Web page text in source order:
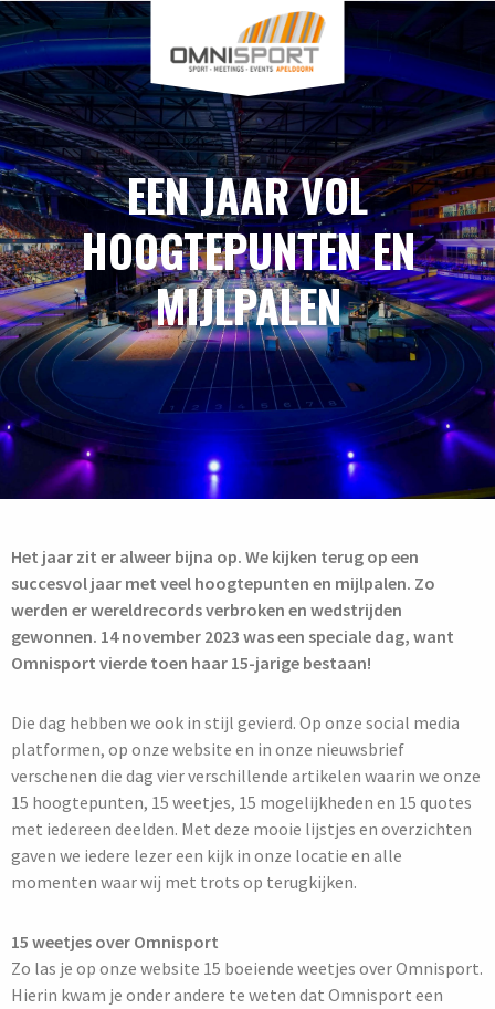
EEN JAAR VOL
HOOGTEPUNTEN EN
MIJLPALEN
Het jaar zit er alweer bijna op. We kijken terug op een
succesvol jaar met veel hoogtepunten en mijlpalen. Zo
werden er wereldrecords verbroken en wedstrijden
gewonnen. 14 november 2023 was een speciale dag, want
Omnisport vierde toen haar 15-jarige bestaan!
Die dag hebben we ook in stijl gevierd. Op onze social media
platformen, op onze website en in onze nieuwsbrief
verschenen die dag vier verschillende artikelen waarin we onze
15 hoogtepunten, 15 weetjes, 15 mogelijkheden en 15 quotes
met iedereen deelden. Met deze mooie lijstjes en overzichten
gaven we iedere lezer een kijk in onze locatie en alle
momenten waar wij met trots op terugkijken.
15 weetjes over Omnisport
Zo las je op onze website 15 boeiende weetjes over Omnisport.
Hierin kwam je onder andere te weten dat Omnisport een